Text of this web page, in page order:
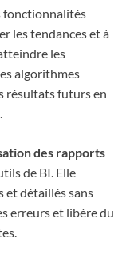
fonctionnalités
les tendances et à
les
algorithmes
résultats futurs en
des rapports
de BI. Elle
et détaillés sans
erreurs et libère du